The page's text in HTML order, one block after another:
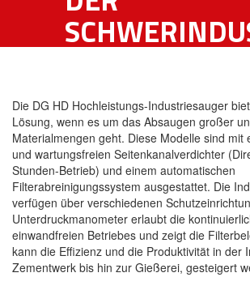
Die DG HD Hochleistungs-Industriesauger
Lösung, wenn es um das Absaugen großer
Materialmengen geht. Diese Modelle sind mit
und wartungsfreien Seitenkanalverdichter
Stunden-Betrieb) und einem automatischen
Filterabreinigungssystem ausgestattet. Die
verfügen über verschiedenen
Unterdruckmanometer erlaubt die
einwandfreien Betriebes und zeigt die
kann die Effizienz und die Produktivität in der
Zementwerk bis hin zur Gießerei, gesteigert